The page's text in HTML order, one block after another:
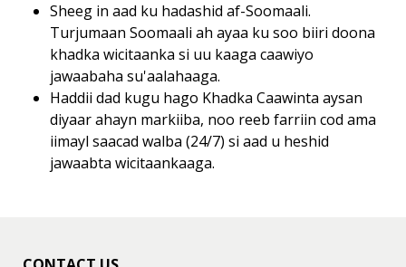
Sheeg in aad ku hadashid af-Soomaali.
Turjumaan Soomaali ah ayaa ku soo biiri doona
khadka wicitaanka si uu kaaga caawiyo
jawaabaha su'aalahaaga.
Haddii dad kugu hago Khadka Caawinta aysan
diyaar ahayn markiiba, noo reeb farriin cod ama
iimayl saacad walba (24/7) si aad u heshid
jawaabta wicitaankaaga.